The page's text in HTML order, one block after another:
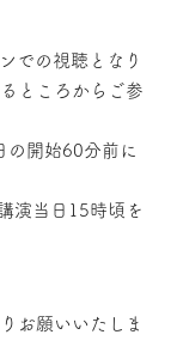
での視聴となり
ところからご参
の開始60分前に
演当日15時頃を
お願いいたしま